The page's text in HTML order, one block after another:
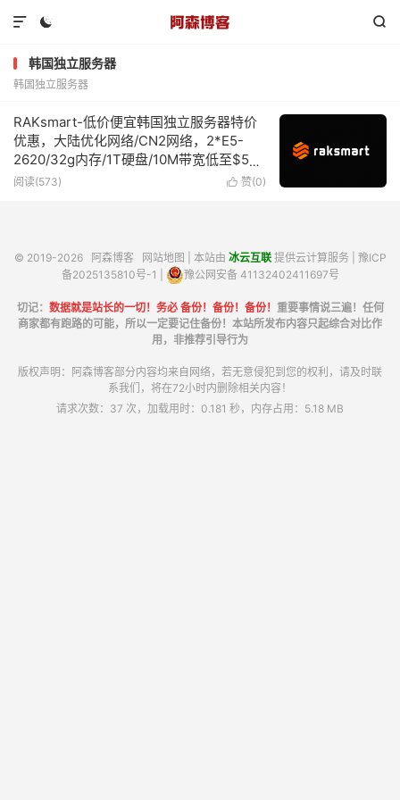
 

韩国独立服务器
韩国独立服务器
RAKsmart-低价便宜韩国独立服务器特价
优惠，大陆优化网络/CN2网络，2*E5-
2620/32g内存/1T硬盘/10M带宽低至$59/
月
 赞(0)
阅读(573)
© 2019-2026 阿森博客 网站地图 | 本站由 冰云互联提供云计算服务 | 豫ICP
备2025135810号-1
豫公网安备 41132402411697号
切记： 数据就是站长的一切！务必 备份！备份！备份！ 重要事情说三遍！任何
商家都有跑路的可能，所以一定要记住备份！本站所发布内容只起综合对比作
用，非推荐引导行为
版权声明：阿森博客部分内容均来自网络，若无意侵犯到您的权利，请及时联
系我们，将在72小时内删除相关内容！
请求次数：37 次，加载用时：0.181 秒，内存占用：5.18 MB